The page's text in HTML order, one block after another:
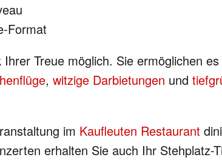
Format
Treue möglich. Sie ermöglichen
, witzige Darbietungen und
im Kaufleuten Restaurant
erhalten Sie auch Ihr